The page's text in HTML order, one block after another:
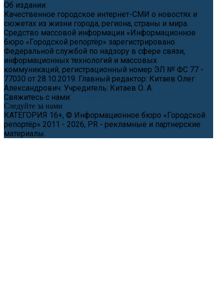
Об издании
Качественное городское интернет-СМИ о новостях и
сюжетах из жизни города, региона, страны и мира.
Средство массовой информации «Информационное
бюро «Городской репортёр» зарегистрировано
Федеральной службой по надзору в сфере связи,
информационных технологий и массовых
коммуникаций, регистрационный номер ЭЛ № ФС 77 -
77030 от 28.10.2019. Главный редактор: Китаев Олег
Александрович. Учредитель: Китаев О. А.
Свяжитесь с нами:
Следуйте за нами
КАТЕГОРИЯ 16+, © Информационное бюро «Городской
репортёр» 2011 - 2026, PR - рекламные и партнерские
материалы.